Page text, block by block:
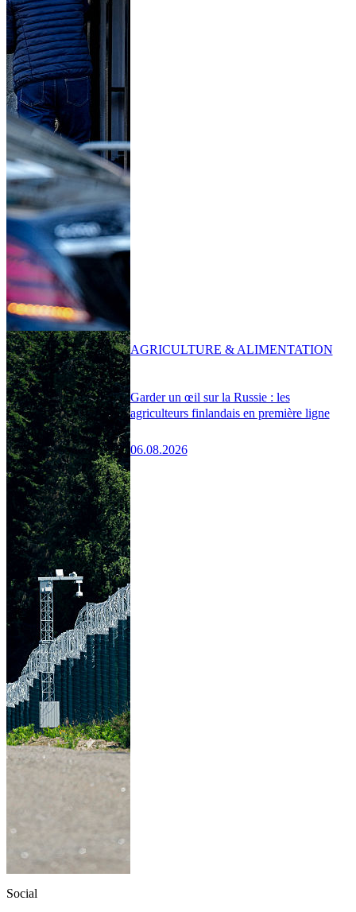
Garder un œil sur la Russie : les
agriculteurs finlandais en première ligne
06.08.2026
AGRICULTURE & ALIMENTATION
Social